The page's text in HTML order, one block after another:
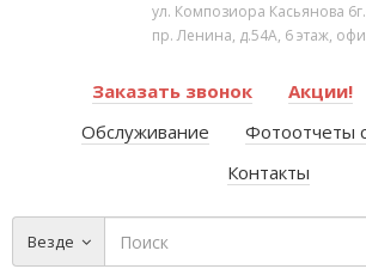
ул. Композиора Касьянова 6г.
пр. Ленина, д.54А, 6 этаж,
Заказать звонок Акции!
Обслуживание
Фотоотчеты
Контакты
Везде